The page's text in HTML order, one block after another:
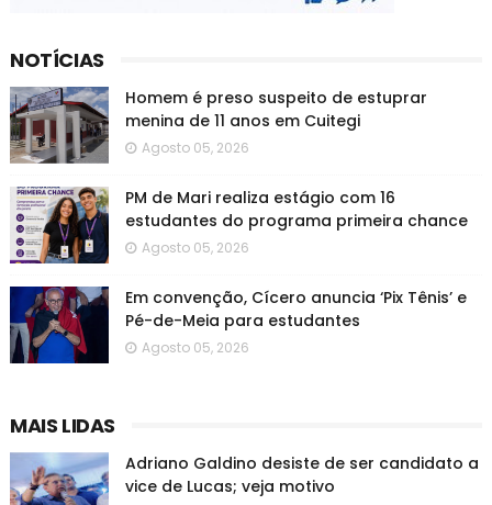
NOTÍCIAS
Homem é preso suspeito de estuprar
menina de 11 anos em Cuitegi
Agosto 05, 2026
PM de Mari realiza estágio com 16
estudantes do programa primeira chance
Agosto 05, 2026
Em convenção, Cícero anuncia ‘Pix Tênis’ e
Pé-de-Meia para estudantes
Agosto 05, 2026
MAIS LIDAS
Adriano Galdino desiste de ser candidato a
vice de Lucas; veja motivo